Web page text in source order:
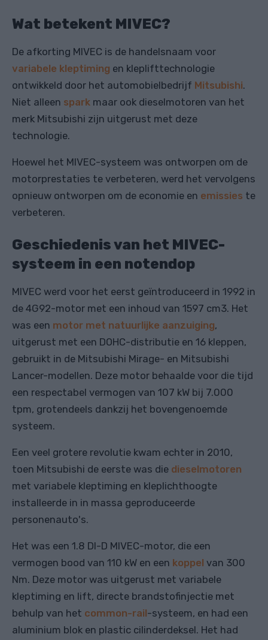
Wat betekent MIVEC?
De afkorting MIVEC is de handelsnaam voor
variabele kleptiming en kleplifttechnologie
ontwikkeld door het automobielbedrijf Mitsubishi.
Niet alleen spark maar ook dieselmotoren van het
merk Mitsubishi zijn uitgerust met deze
technologie.
Hoewel het MIVEC-systeem was ontworpen om de
motorprestaties te verbeteren, werd het vervolgens
opnieuw ontworpen om de economie en emissies te
verbeteren.
Geschiedenis van het MIVEC-
systeem in een notendop
MIVEC werd voor het eerst geïntroduceerd in 1992 in
de 4G92-motor met een inhoud van 1597 cm3. Het
was een motor met natuurlijke aanzuiging,
uitgerust met een DOHC-distributie en 16 kleppen,
gebruikt in de Mitsubishi Mirage- en Mitsubishi
Lancer-modellen. Deze motor behaalde voor die tijd
een respectabel vermogen van 107 kW bij 7.000
tpm, grotendeels dankzij het bovengenoemde
systeem.
Een veel grotere revolutie kwam echter in 2010,
toen Mitsubishi de eerste was die dieselmotoren
met variabele kleptiming en kleplichthoogte
installeerde in in massa geproduceerde
personenauto's.
Het was een 1.8 DI-D MIVEC-motor, die een
vermogen bood van 110 kW en een koppel van 300
Nm. Deze motor was uitgerust met variabele
kleptiming en lift, directe brandstofinjectie met
behulp van het common-rail-systeem, en had een
aluminium blok en plastic cilinderdeksel. Het had